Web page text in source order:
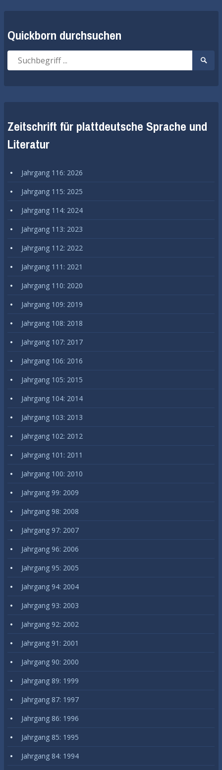
Quickborn durchsuchen
Suche
nach:
Suche
Zeitschrift für plattdeutsche Sprache und
Literatur
Jahrgang 116: 2026
Jahrgang 115: 2025
Jahrgang 114: 2024
Jahrgang 113: 2023
Jahrgang 112: 2022
Jahrgang 111: 2021
Jahrgang 110: 2020
Jahrgang 109: 2019
Jahrgang 108: 2018
Jahrgang 107: 2017
Jahrgang 106: 2016
Jahrgang 105: 2015
Jahrgang 104: 2014
Jahrgang 103: 2013
Jahrgang 102: 2012
Jahrgang 101: 2011
Jahrgang 100: 2010
Jahrgang 99: 2009
Jahrgang 98: 2008
Jahrgang 97: 2007
Jahrgang 96: 2006
Jahrgang 95: 2005
Jahrgang 94: 2004
Jahrgang 93: 2003
Jahrgang 92: 2002
Jahrgang 91: 2001
Jahrgang 90: 2000
Jahrgang 89: 1999
Jahrgang 87: 1997
Jahrgang 86: 1996
Jahrgang 85: 1995
Jahrgang 84: 1994